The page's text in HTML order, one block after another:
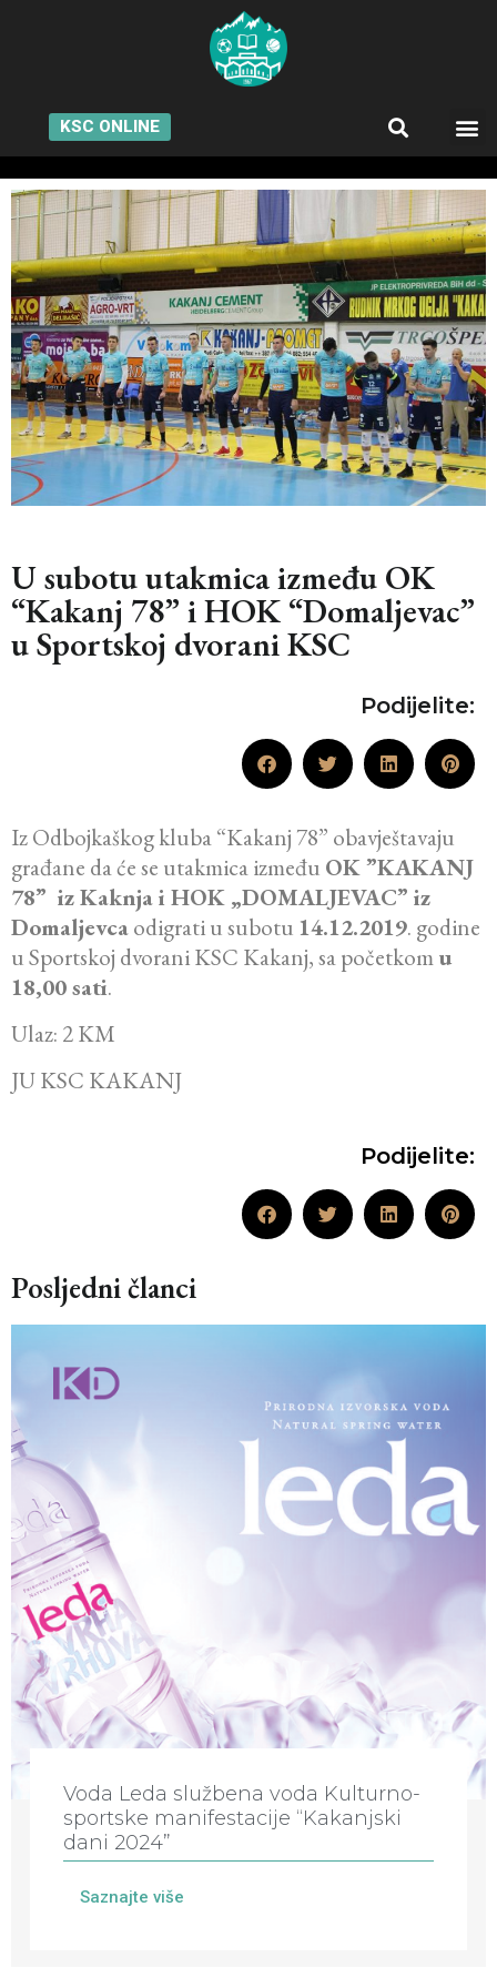
KSC ONLINE
U subotu utakmica između OK
“Kakanj 78” i HOK “Domaljevac”
u Sportskoj dvorani KSC
Podijelite:
Iz Odbojkaškog kluba “Kakanj 78” obavještavaju
građane da će se utakmica između OK ”KAKANJ
78” iz Kaknja i HOK „DOMALJEVAC” iz
Domaljevcaodigrati u subotu 14.12.2019. godine
u Sportskoj dvorani KSC Kakanj, sa početkomu
18,00 sati.
Ulaz: 2 KM
JU KSC KAKANJ
Podijelite:
Posljedni članci
Voda Leda službena voda Kulturno-
sportske manifestacije “Kakanjski
dani 2024”
Saznajte više